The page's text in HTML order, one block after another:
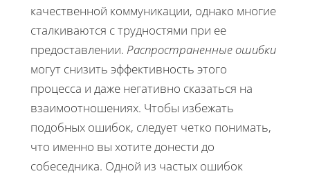
качественной коммуникации, однако многие
сталкиваются с трудностями при ее
предоставлении. Распространенные ошибки
могут снизить эффективность этого
процесса и даже негативно сказаться на
взаимоотношениях. Чтобы избежать
подобных ошибок, следует четко понимать,
что именно вы хотите донести до
собеседника. Одной из частых ошибок